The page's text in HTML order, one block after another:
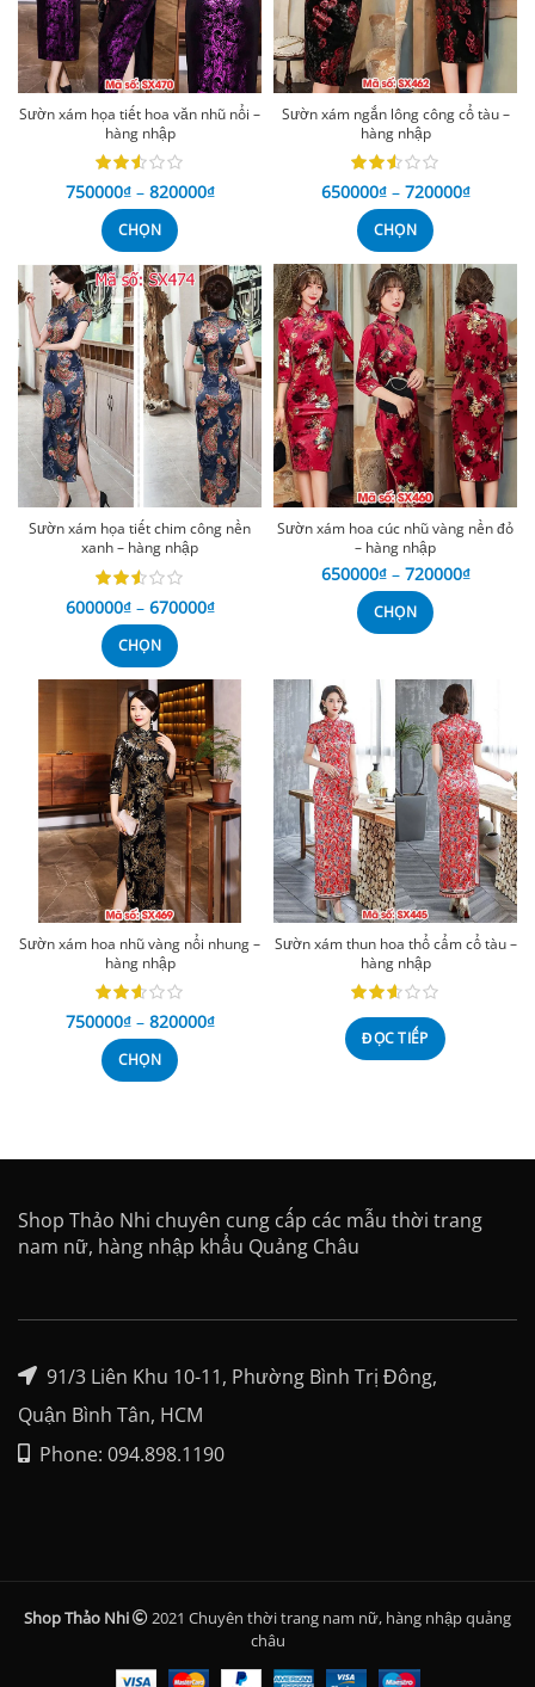
Sườn xám họa tiết hoa văn nhũ nổi –
hàng nhập
750000₫ – 820000₫
CHỌN
Sườn xám ngắn lông công cổ tàu –
hàng nhập
650000₫ – 720000₫
CHỌN
Sườn xám họa tiết chim công nền
xanh – hàng nhập
600000₫ – 670000₫
CHỌN
Sườn xám hoa cúc nhũ vàng nền đỏ
– hàng nhập
650000₫ – 720000₫
CHỌN
Sườn xám hoa nhũ vàng nổi nhung –
hàng nhập
750000₫ – 820000₫
CHỌN
Sườn xám thun hoa thổ cẩm cổ tàu –
hàng nhập
ĐỌC TIẾP
Shop Thảo Nhi chuyên cung cấp các mẫu thời trang
nam nữ, hàng nhập khẩu Quảng Châu
91/3 Liên Khu 10-11, Phường Bình Trị Đông,
Quận Bình Tân, HCM
Phone: 094.898.1190
Shop Thảo Nhi
2021 Chuyên thời trang nam nữ, hàng nhập quảng
châu